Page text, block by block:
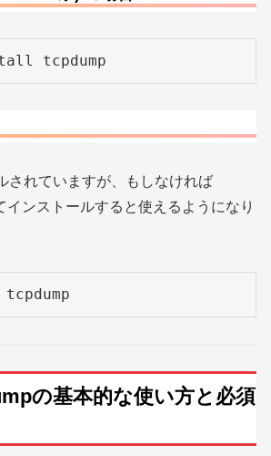
tcpdump
されていますが、もしなければ
インストールすると使えるようになり
の基本的な使い方と必須